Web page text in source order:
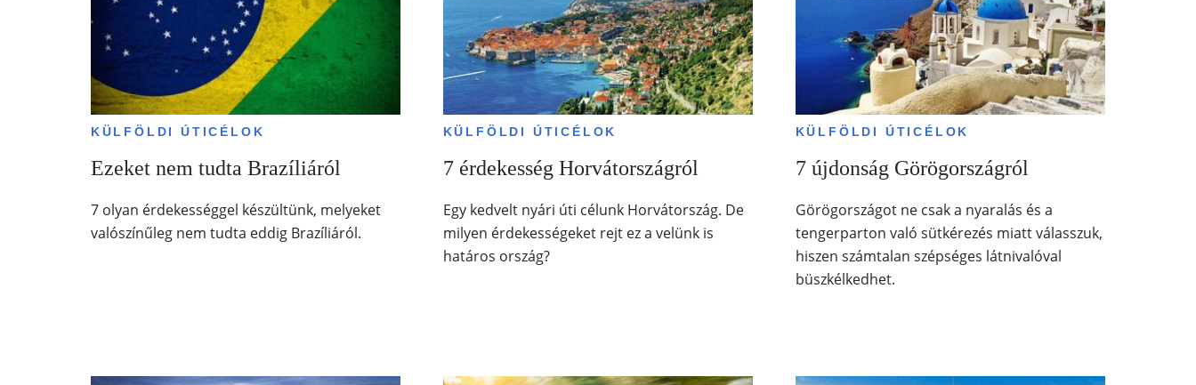
KÜLFÖLDI ÚTICÉLOK
Ezeket nem tudta Brazíliáról
7 olyan érdekességgel készültünk, melyeket
valószínűleg nem tudta eddig Brazíliáról.
KÜLFÖLDI ÚTICÉLOK
7 érdekesség Horvátországról
Egy kedvelt nyári úti célunk Horvátország. De
milyen érdekességeket rejt ez a velünk is
határos ország?
KÜLFÖLDI ÚTICÉLOK
7 újdonság Görögországról
Görögországot ne csak a nyaralás és a
tengerparton való sütkérezés miatt válasszuk,
hiszen számtalan szépséges látnivalóval
büszkélkedhet.